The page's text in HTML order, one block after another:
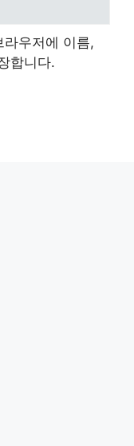
우저에 이름,
합니다.